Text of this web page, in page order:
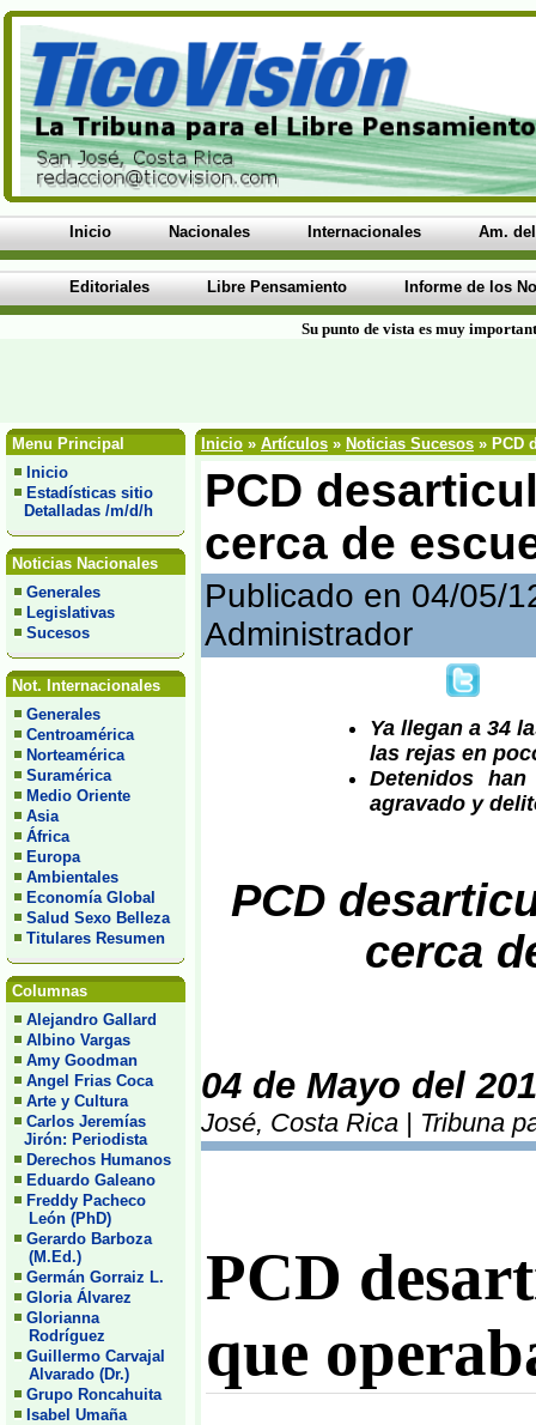
Inicio Nacionales Internacionales Am.
Editoriales Libre Pensamiento Informe de los
Su punto de vista es muy
Menu Principal
Inicio
Estadísticas sitio
Detalladas /m/d/h
Noticias Nacionales
Generales
Legislativas
Sucesos
Not. Internacionales
Generales
Centroamérica
Norteamérica
Suramérica
Medio Oriente
Asia
África
Europa
Ambientales
Economía Global
Salud Sexo Belleza
Titulares Resumen
Columnas
Alejandro Gallard
Albino Vargas
Amy Goodman
Angel Frias Coca
Arte y Cultura
Carlos Jeremías
Jirón: Periodista
Derechos Humanos
Eduardo Galeano
Freddy Pacheco
León (PhD)
Gerardo Barboza
(M.Ed.)
Germán Gorraiz L.
Gloria Álvarez
Glorianna
Rodríguez
Guillermo Carvajal
Alvarado (Dr.)
Grupo Roncahuita
Isabel Umaña
Inicio » Artículos » Noticias Sucesos » PCD
PCD
cerca de
Publicado en 04/05/
Administrador
Ya llegan a 34
las rejas en
Detenidos
agravado y
PCD
cerca
04 de Mayo del
José, Costa Rica | Tribuna
PCD
que